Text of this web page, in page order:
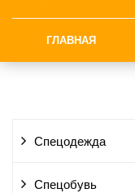
ГЛАВНАЯ
Спецодежда
Спецобувь